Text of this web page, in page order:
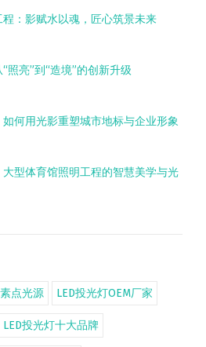
：影赋水以魂，匠心筑景未来
照亮”到“造境”的创新升级
如何用光影重塑城市地标与企业形象
型体育馆照明工程的智慧美学与光
点光源 LED投光灯OEM厂家
LED投光灯十大品牌